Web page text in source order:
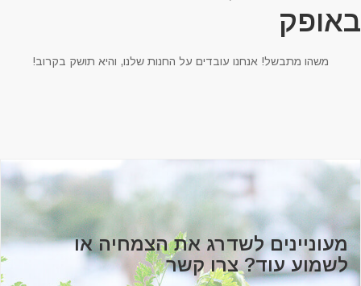
משהו מתבשל! אנחנו עובדים על החנות שלנו, והיא תושק בקרוב!
מעוניינים לשדרג את הצמחיה או
לשמוע עוד? צרו קשר